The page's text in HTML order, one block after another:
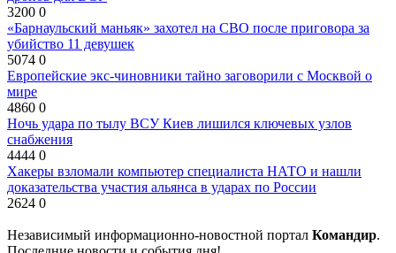
3200 0
«Барнаульский маньяк» захотел на СВО после приговора за
убийство 11 девушек
5074 0
Европейские экс-чиновники тайно заговорили с Москвой о
мире
4860 0
Ночь удара по тылу ВСУ Киев лишился ключевых узлов
снабжения
4444 0
Хакеры взломали компьютер специалиста НАТО и нашли
доказательства участия альянса в ударах по России
2624 0
Независимый информационно-новостной портал Командир.